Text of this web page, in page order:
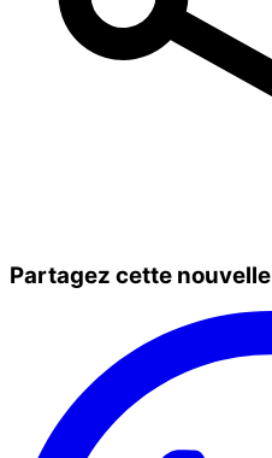
Partagez cette nouvelle